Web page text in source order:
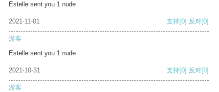
Estelle sent you 1 nude
2021-11-01 支持[0] 反对[0]
游客
Estelle sent you 1 nude
2021-10-31 支持[0] 反对[0]
游客